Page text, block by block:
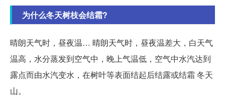
为什么冬天树枝会结霜?
晴朗天气时，昼夜温… 晴朗天气时，昼夜温差大，白天气
温高，水分蒸发到空气中，晚上气温低，空气中水汽达到
露点而由水汽变水，在树叶等表面结起后结露或结霜 冬天
山。